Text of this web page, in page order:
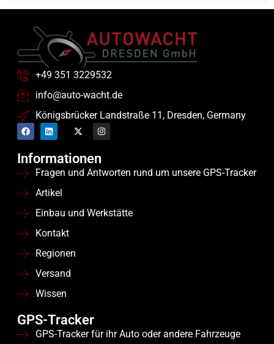
+49 351 3229532
info@auto-wacht.de
Königsbrücker Landstraße 11, Dresden, Germany
Informationen
Fragen und Antworten rund um unsere GPS-Tracker
Artikel
Einbau und Werkstätte
Kontakt
Regionen
Versand
Wissen
GPS-Tracker
GPS-Tracker für ihr Auto oder andere Fahrzeuge